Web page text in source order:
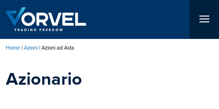
contenuto
principale
di
Home Azioni Azioni ad Asta
Azionario